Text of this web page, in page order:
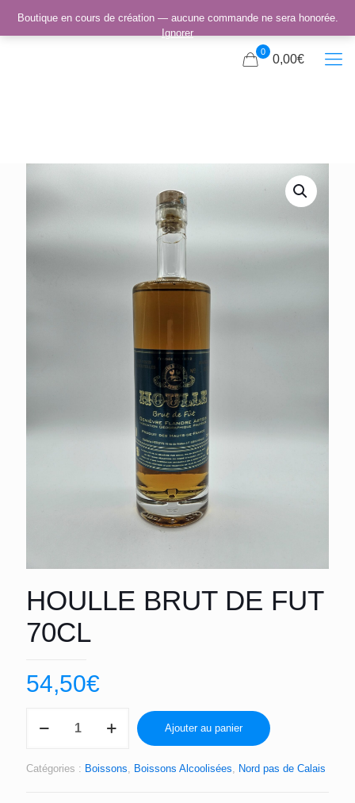
0
0,00€
HOULLE BRUT DE FUT
70CL
54,50€
DE
Ajouter au panier
Catégories : Boissons Boissons Alcoolisées Nord pas de Calais
Boutique en cours de création — aucune commande ne sera honorée.
Ignorer